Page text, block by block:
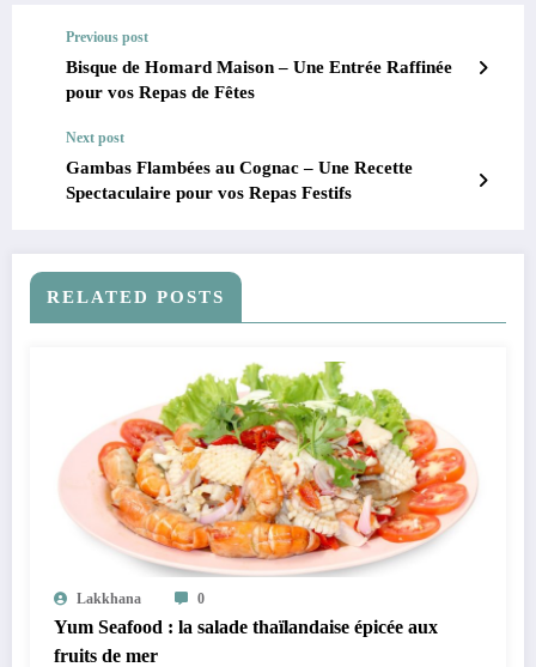
Previous post
Bisque de Homard Maison – Une Entrée Raffinée
pour vos Repas de Fêtes
Next post
Gambas Flambées au Cognac – Une Recette
Spectaculaire pour vos Repas Festifs
RELATED POSTS
Lakkhana 0
Yum Seafood : la salade thaïlandaise épicée aux
fruits de mer